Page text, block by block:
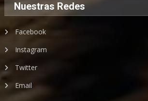
Nuestras Redes
Facebook
Instagram
Twitter
Email